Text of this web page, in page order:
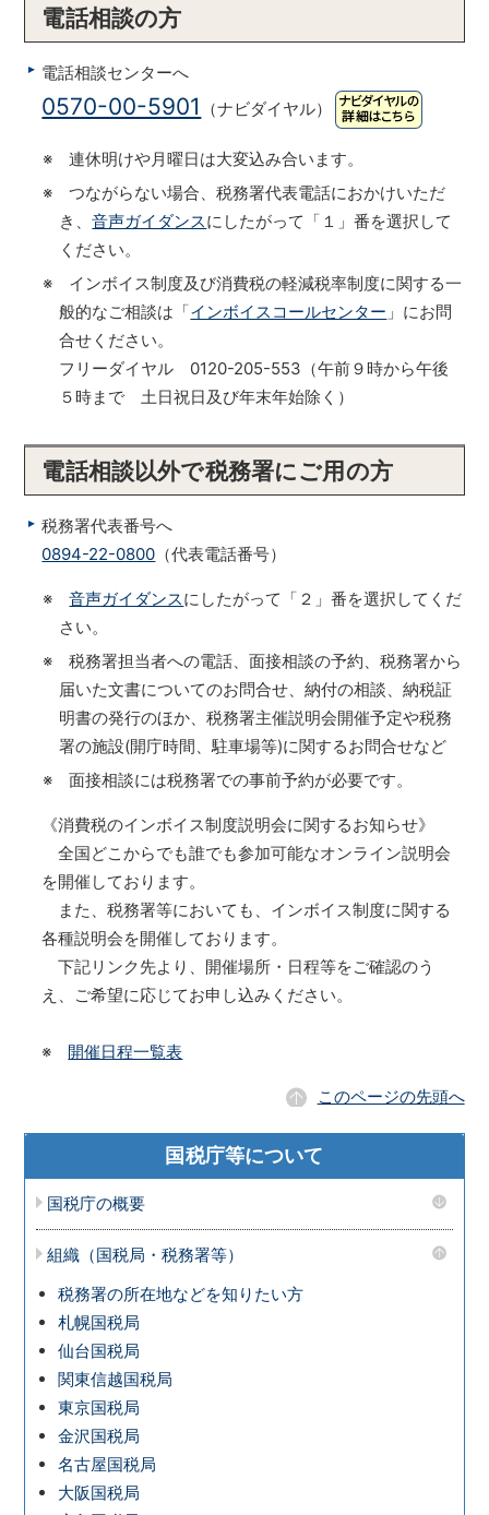
電話相談の方
電話相談センターへ
0570-00-5901 （ナビダイヤル）
※ 連休明けや月曜日は大変込み合います。
※ つながらない場合、税務署代表電話におかけいただ
き、音声ガイダンスにしたがって「１」番を選択して
ください。
※ インボイス制度及び消費税の軽減税率制度に関する一
般的なご相談は「インボイスコールセンター 」にお問
合せください。
フリーダイヤル 0120-205-553（午前９時から午後
５時まで 土日祝日及び年末年始除く）
電話相談以外で税務署にご用の方
税務署代表番号へ
0894-22-0800 （代表電話番号）
※音声ガイダンスにしたがって「２」番を選択してくだ
さい。
※ 税務署担当者への電話、面接相談の予約、税務署から
届いた文書についてのお問合せ、納付の相談、納税証
明書の発行のほか、税務署主催説明会開催予定や税務
署の施設(開庁時間、駐車場等)に関するお問合せなど
※ 面接相談には税務署での事前予約が必要です。
《消費税のインボイス制度説明会に関するお知らせ》
全国どこからでも誰でも参加可能なオンライン説明会
を開催しております。
また、税務署等においても、インボイス制度に関する
各種説明会を開催しております。
下記リンク先より、開催場所・日程等をご確認のう
え、ご希望に応じてお申し込みください。
※ 開催日程一覧表
このページの先頭へ
国税庁等について
国税庁の概要
組織（国税局・税務署等）
税務署の所在地などを知りたい方
札幌国税局
仙台国税局
関東信越国税局
東京国税局
金沢国税局
名古屋国税局
大阪国税局